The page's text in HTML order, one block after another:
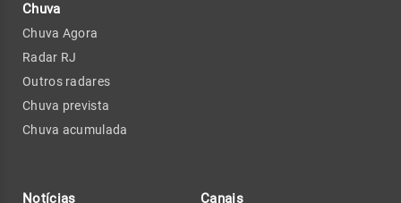
Chuva
Chuva Agora
Radar RJ
Outros radares
Chuva prevista
Chuva acumulada
Notícias Canais